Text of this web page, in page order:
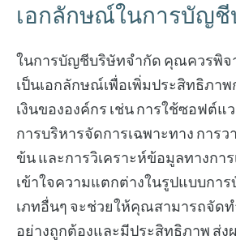
เอกลักษณ์ในการบัญชี
ในการบัญชีบริษัทจำกัด คุณควรพิ
เป็นเอกลักษณ์เพื่อเพิ่มประสิทธิภา
เงินขององค์กร เช่น การใช้ซอฟต์
การบริหารจัดการเฉพาะทาง การ
ข้น และการวิเคราะห์ข้อมูลทางการ
เข้าใจความแตกต่างในรูปแบบกา
เภทอื่นๆ จะช่วยให้คุณสามารถจัดท
อย่างถูกต้องและมีประสิทธิภาพ ส่